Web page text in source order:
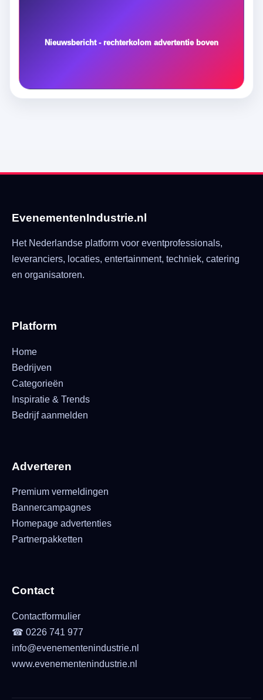
Nieuwsbericht - rechterkolom advertentie boven
EvenementenIndustrie.nl
Het Nederlandse platform voor eventprofessionals,
leveranciers, locaties, entertainment, techniek, catering
en organisatoren.
Platform
Home
Bedrijven
Categorieën
Inspiratie & Trends
Bedrijf aanmelden
Adverteren
Premium vermeldingen
Bannercampagnes
Homepage advertenties
Partnerpakketten
Contact
Contactformulier
☎ 0226 741 977
info@evenementenindustrie.nl
www.evenementenindustrie.nl